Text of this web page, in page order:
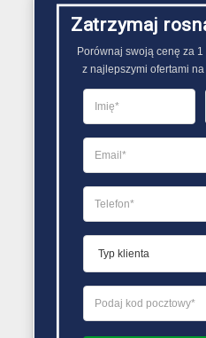
Butle gazowe
Gaz płynny Koźminek
LPG Koźminek
Dostawcy gazu
PORÓWNYWARKA
Zatrzymaj
Porównaj swoją cenę za
z najlepszymi ofertami